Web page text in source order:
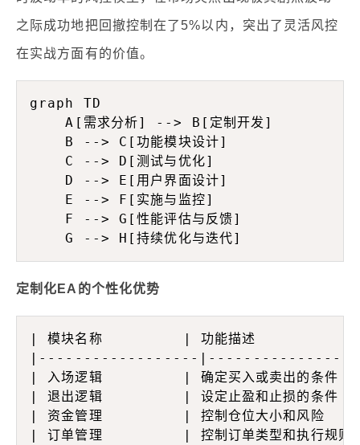
之际成功地把回撤控制在了5%以内，突出了灵活风控
在实战方面有的价值。
graph TD
    A[需求分析] --> B[定制开发]
    B --> C[功能模块设计]
    C --> D[测试与优化]
    D --> E[用户界面设计]
    E --> F[实施与监控]
    F --> G[性能评估与反馈]
定制化EA的个性化优势
| 模块名称         | 功能描述
|------------------
| 入场逻辑         | 确定买入或卖出的条件
| 退出逻辑         | 设定止盈和止损
| 资金管理         | 控制仓位大小和风
| 订单管理         | 控制订单类型和执